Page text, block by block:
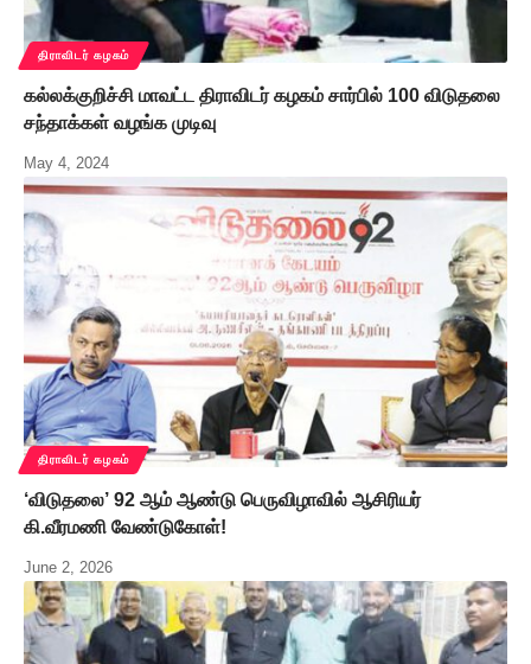
திராவிடர் கழகம்
கல்லக்குறிச்சி மாவட்ட திராவிடர் கழகம் சார்பில் 100 விடுதலை
சந்தாக்கள் வழங்க முடிவு
May 4, 2024
திராவிடர் கழகம்
‘விடுதலை’ 92 ஆம் ஆண்டு பெருவிழாவில் ஆசிரியர்
கி.வீரமணி வேண்டுகோள்!
June 2, 2026